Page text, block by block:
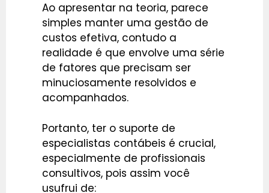
Ao apresentar na teoria, parece
simples manter uma gestão de
custos efetiva, contudo a
realidade é que envolve uma série
de fatores que precisam ser
minuciosamente resolvidos e
acompanhados.
Portanto, ter o suporte de
especialistas contábeis é crucial,
especialmente de profissionais
consultivos, pois assim você
usufrui de: